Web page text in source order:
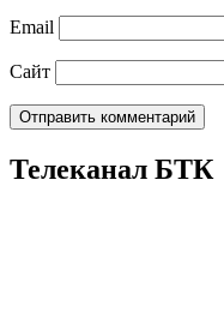
Email
Сайт
Телеканал БТК